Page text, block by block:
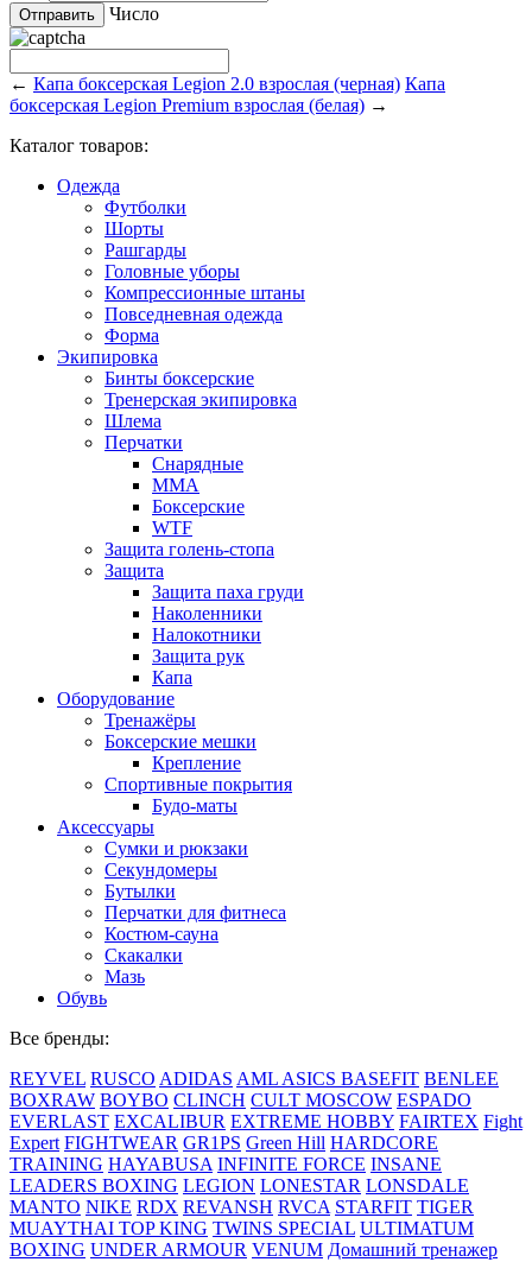
Число
← Капа боксерская Legion 2.0 взрослая (черная) Капа
боксерская Legion Premium взрослая (белая) →
Каталог товаров:
Одежда
Футболки
Шорты
Рашгарды
Головные уборы
Компрессионные штаны
Повседневная одежда
Форма
Экипировка
Бинты боксерские
Тренерская экипировка
Шлема
Перчатки
Снарядные
ММА
Боксерские
WTF
Защита голень-стопа
Защита
Защита паха груди
Наколенники
Налокотники
Защита рук
Капа
Оборудование
Тренажёры
Боксерские мешки
Крепление
Спортивные покрытия
Будо-маты
Аксессуары
Сумки и рюкзаки
Секундомеры
Бутылки
Перчатки для фитнеса
Костюм-сауна
Скакалки
Мазь
Обувь
Все бренды:
REYVEL RUSCO ADIDAS AML ASICS BASEFIT BENLEE
BOXRAW BOYBO CLINCH CULT MOSCOW ESPADO
EVERLAST EXCALIBUR EXTREME HOBBY FAIRTEX Fight
Expert FIGHTWEAR GR1PS Green Hill HARDCORE
TRAINING HAYABUSA INFINITE FORCE INSANE
LEADERS BOXING LEGION LONESTAR LONSDALE
MANTO NIKE RDX REVANSH RVCA STARFIT TIGER
MUAYTHAI TOP KING TWINS SPECIAL ULTIMATUM
BOXING UNDER ARMOUR VENUM Домашний тренажер